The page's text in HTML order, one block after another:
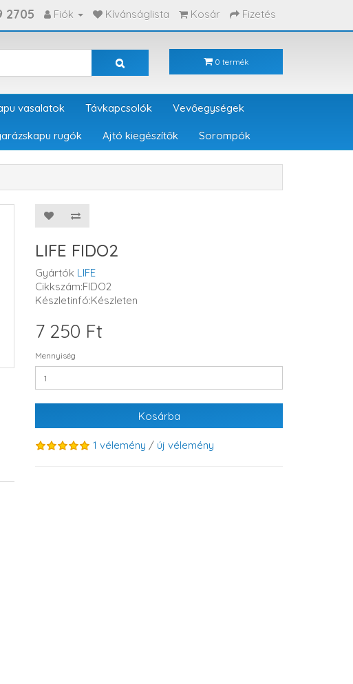
2705 Fiók Kívánságlista Kosár Fizetés
0 termék
vasalatok Távkapcsolók Vevőegységek
rugók Ajtó kiegészítők Sorompók
LIFE FIDO2
Gyártók LIFE
Cikkszám:FIDO2
Készletinfó:Készleten
7 250 Ft
Mennyiség
Kosárba
1 vélemény / új vélemény